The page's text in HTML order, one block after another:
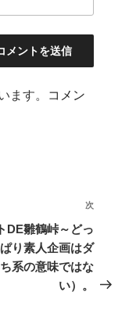
ます。
コメン
次
投
稿
次
DE雛鶴峠～どっ
り素人企画はダ
系の意味ではな
い）。